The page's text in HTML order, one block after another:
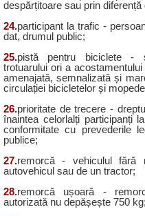
despărțitoare sau prin diferență
24.participant la trafic -
dat, drumul public;
25.pistă pentru biciclete -
trotuarului ori a
amenajată, semnalizată și
circulației bicicletelor și
26.prioritate de trecere -
înaintea celorlalți participanți
conformitate cu prevederile
publice;
27.remorcă - vehiculul
autovehicul sau de un tractor;
28.remorcă ușoară -
autorizată nu depășește 750 kg;